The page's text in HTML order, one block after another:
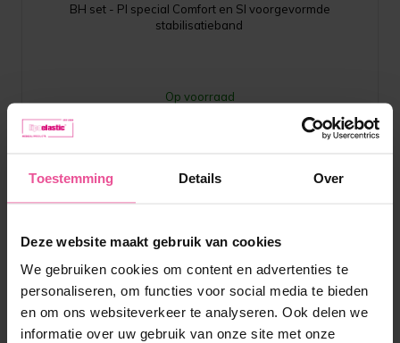
Toestemming Details Over
Deze website maakt gebruik van cookies
We gebruiken cookies om content en advertenties te
personaliseren, om functies voor social media te bieden
en om ons websiteverkeer te analyseren. Ook delen we
informatie over uw gebruik van onze site met onze
BH set - PI special Comfort en SI voorgevormde
stabilisatieband
Op voorraad